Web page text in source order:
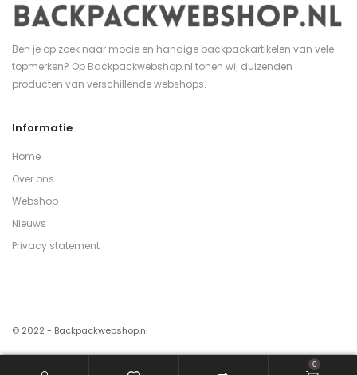
Ben je op zoek naar mooie en handige backpackartikelen van vele
topmerken? Op Backpackwebshop.nl tonen wij duizenden
producten van verschillende webshops.
Informatie
Home
Over ons
Webshop
Nieuws
Privacy statement
© 2022 - Backpackwebshop.nl
0